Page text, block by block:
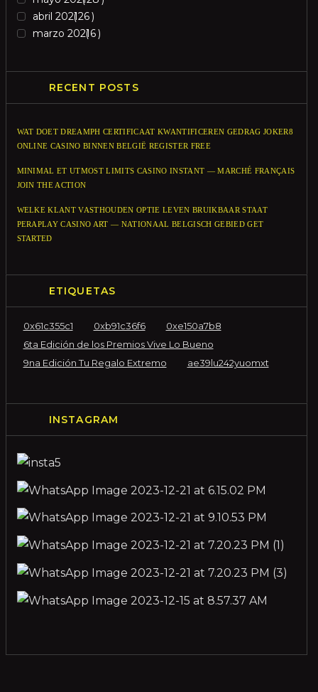
abril 202126
marzo 20216
RECENT POSTS
WAT DOET DREAMPH CERTIFICAAT KWANTIFICEREN GEDRAG JOKER8
ONLINE CASINO BINNEN BELGIË REGISTER FREE
MINIMAL ET UTMOST LIMITS CASINO INSTANT — MARCHÉ FRANÇAIS
JOIN THE ACTION
WELKE KLANT VASTHOUDEN OPTIE LEVEN BRUIKBAAR STAAT
PERAPLAY CASINO ART — NATIONAAL BELGISCH GEBIED GET
STARTED
ETIQUETAS
0x61c355c1 0xb91c36f6
0xe150a7b8
6ta Edición de los Premios Vive Lo Bueno
9na Edición Tu Regalo Extremo
ae39lu242yuomxt
INSTAGRAM